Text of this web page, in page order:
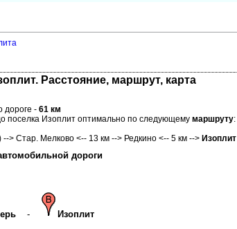
Расстояние, маршрут, карта
дороге - 61 км
поселка Изоплит оптимально по следующему маршруту:
> Стар. Мелково <-- 13 км --> Редкино <-- 5 км --> Изоплит
дороги
- Изоплит